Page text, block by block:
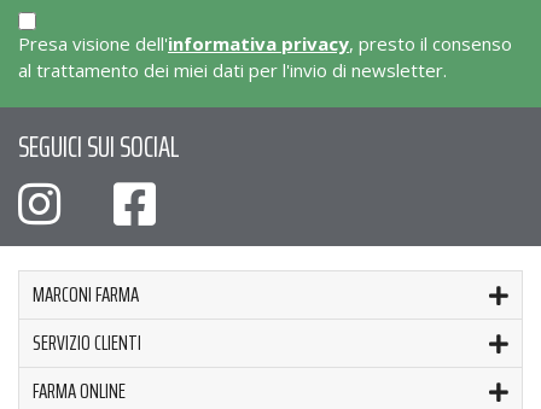
Presa visione dell'informativa privacy, presto il consenso
al trattamento dei miei dati per l'invio di newsletter.
SEGUICI SUI SOCIAL
MARCONI FARMA
SERVIZIO CLIENTI
FARMA ONLINE